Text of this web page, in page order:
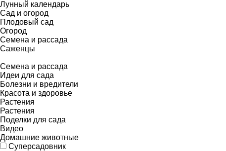
Лунный календарь
Сад и огород
Плодовый сад
Огород
Семена и рассада
Саженцы
Семена и рассада
Идеи для сада
Болезни и вредители
Красота и здоровье
Растения
Растения
Поделки для сада
Видео
Домашние животные
Суперсадовник